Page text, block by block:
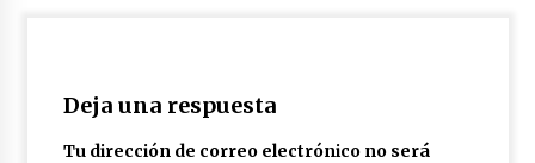
Deja una respuesta
Tu dirección de correo electrónico no será